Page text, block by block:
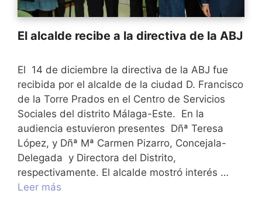
El alcalde recibe a la directiva de la ABJ
El 14 de diciembre la directiva de la ABJ fue
recibida por el alcalde de la ciudad D. Francisco
de la Torre Prados en el Centro de Servicios
Sociales del distrito Málaga-Este. En la
audiencia estuvieron presentes Dñª Teresa
López, y Dñª Mª Carmen Pizarro, Concejala-
Delegada y Directora del Distrito,
respectivamente. El alcalde mostró interés …
Leer más